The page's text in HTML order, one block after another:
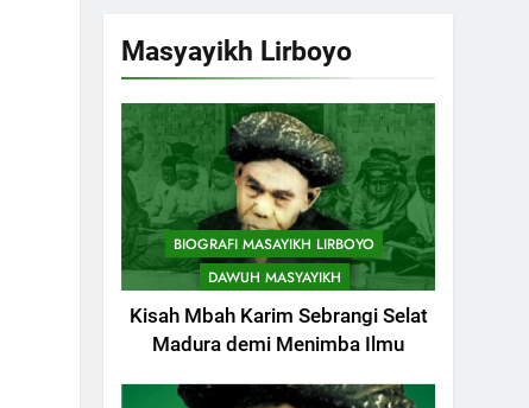
Masyayikh Lirboyo
BIOGRAFI MASAYIKH LIRBOYO
DAWUH MASYAYIKH
Kisah Mbah Karim Sebrangi Selat
Madura demi Menimba Ilmu